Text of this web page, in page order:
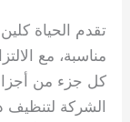
تقدم الحياة
مناسبة، مع
كل جزء من
الشركة